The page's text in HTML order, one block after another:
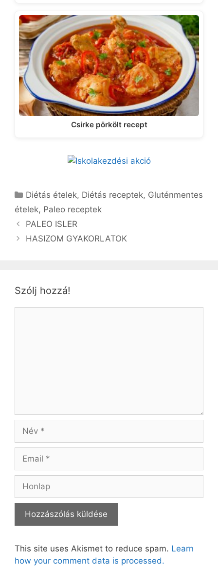
Csirke pörkölt recept
Kategória
Diétás ételek, Diétás receptek, Gluténmentes
ételek, Paleo receptek
PALEO ISLER
HASIZOM GYAKORLATOK
Szólj hozzá!
This site uses Akismet to reduce spam. Learn
how your comment data is processed.